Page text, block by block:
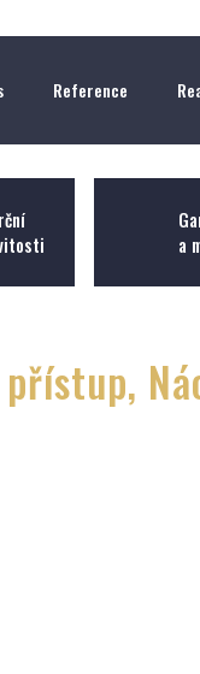
a
Reference